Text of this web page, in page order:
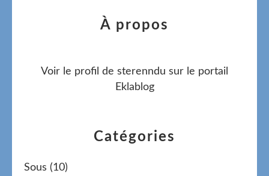
Catégories
Sous (10)
À propos
Voir le profil de sterenndu sur le portail
Eklablog